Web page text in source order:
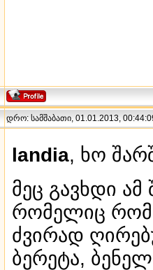
დრო: სამშაბათი, 01.01.2013,
landia, ხო
მეც გავხდი ამ
რომელიც
ძვირად
ბერეტა,